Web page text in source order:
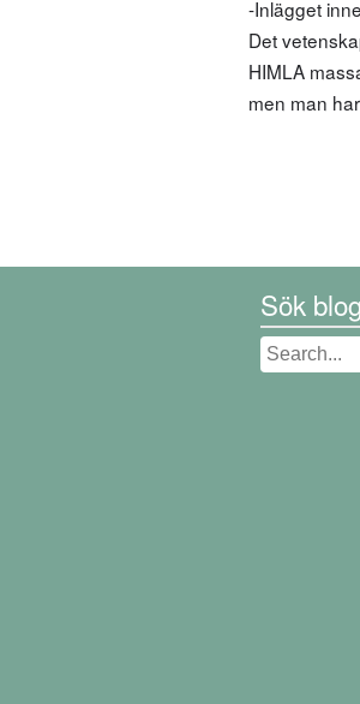
-Inlägget
Det
HIMLA
men man
Sök